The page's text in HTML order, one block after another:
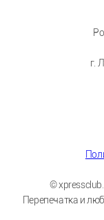
г.
©
Перепечатка и